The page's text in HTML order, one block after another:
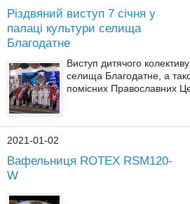
Різдвяний виступ 7 січня у
палаці культури селища
Благодатне
Виступ дитячого
селища Благодатне, а
помісних Православних
2021-01-02
Вафельниця ROTEX RSM120-
W